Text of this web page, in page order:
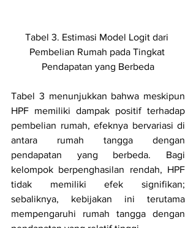
Tabel 3. Estimasi Model Logit dari
Pembelian Rumah pada Tingkat
Pendapatan yang Berbeda
Tabel 3 menunjukkan bahwa meskipun
HPF memiliki dampak positif terhadap
pembelian rumah, efeknya bervariasi di
antara rumah tangga dengan
pendapatan yang berbeda. Bagi
kelompok berpenghasilan rendah, HPF
tidak memiliki efek signifikan;
sebaliknya, kebijakan ini terutama
mempengaruhi rumah tangga dengan